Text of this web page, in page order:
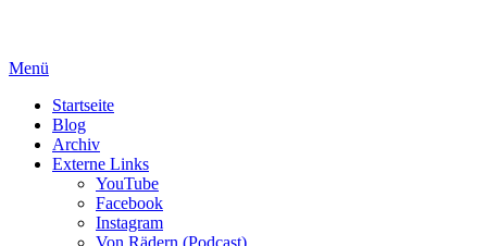
Menü
Startseite
Blog
Archiv
Externe Links
YouTube
Facebook
Instagram
Von Rädern (Podcast)